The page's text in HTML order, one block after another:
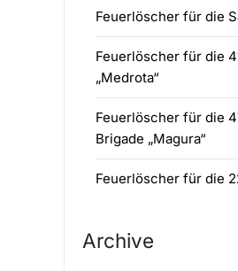
Feuerlöscher für die
Feuerlöscher für die
„Medrota“
Feuerlöscher für die
Brigade „Magura“
Feuerlöscher für die
Archive